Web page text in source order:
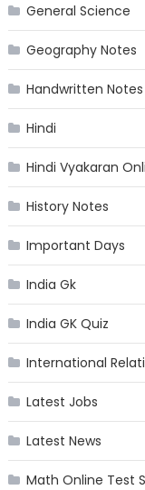
General Science
Geography Notes
Handwritten Notes
Hindi
Hindi Vyakaran
History Notes
Important Days
India Gk
India GK Quiz
International
Latest Jobs
Latest News
Math Online Test